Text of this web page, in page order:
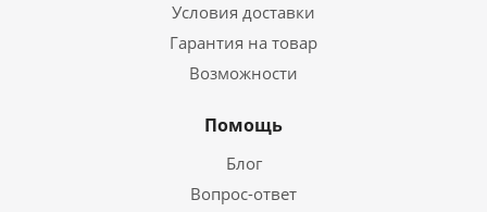
Условия доставки
Гарантия на товар
Возможности
Помощь
Блог
Вопрос-ответ